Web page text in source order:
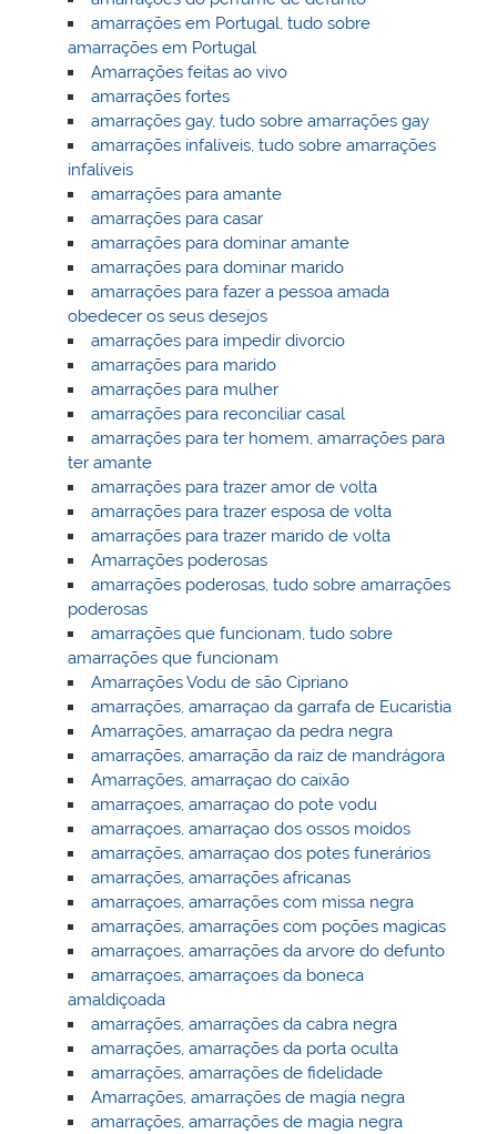
amarrações em Portugal, tudo sobre
amarrações em Portugal
Amarrações feitas ao vivo
amarrações fortes
amarrações gay, tudo sobre amarrações gay
amarrações infalíveis, tudo sobre amarrações
infalíveis
amarrações para amante
amarrações para casar
amarrações para dominar amante
amarrações para dominar marido
amarrações para fazer a pessoa amada
obedecer os seus desejos
amarrações para impedir divorcio
amarrações para marido
amarrações para mulher
amarrações para reconciliar casal
amarrações para ter homem, amarrações para
ter amante
amarrações para trazer amor de volta
amarrações para trazer esposa de volta
amarrações para trazer marido de volta
Amarrações poderosas
amarrações poderosas, tudo sobre amarrações
poderosas
amarrações que funcionam, tudo sobre
amarrações que funcionam
Amarrações Vodu de são Cipriano
amarrações, amarraçao da garrafa de Eucaristia
Amarrações, amarraçao da pedra negra
amarrações, amarração da raiz de mandrágora
Amarrações, amarraçao do caixão
amarraçoes, amarraçao do pote vodu
amarraçoes, amarraçao dos ossos moidos
amarrações, amarraçao dos potes funerários
amarrações, amarrações africanas
amarraçoes, amarrações com missa negra
amarrações, amarrações com poções magicas
amarraçoes, amarrações da arvore do defunto
amarraçoes, amarraçoes da boneca
amaldiçoada
amarrações, amarrações da cabra negra
amarrações, amarrações da porta oculta
amarrações, amarrações de fidelidade
Amarrações, amarrações de magia negra
amarrações, amarrações de magia negra